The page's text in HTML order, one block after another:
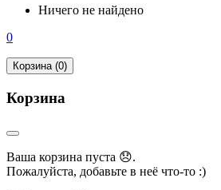
Ничего не найдено
0
Корзина (0)
Корзина
Ваша корзина пуста 😞.
Пожалуйста, добавьте в неё что-то :)